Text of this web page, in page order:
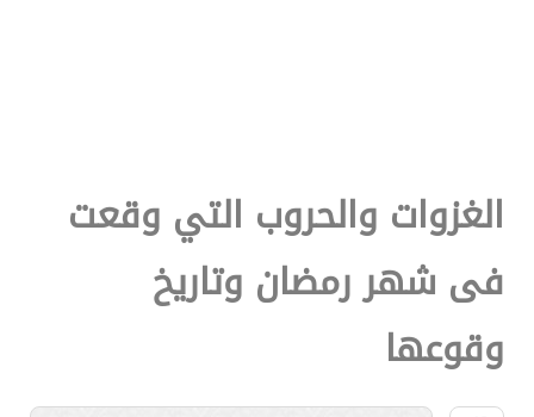
الغزوات والحروب التي وقعت
فى شهر رمضان وتاريخ
وقوعها